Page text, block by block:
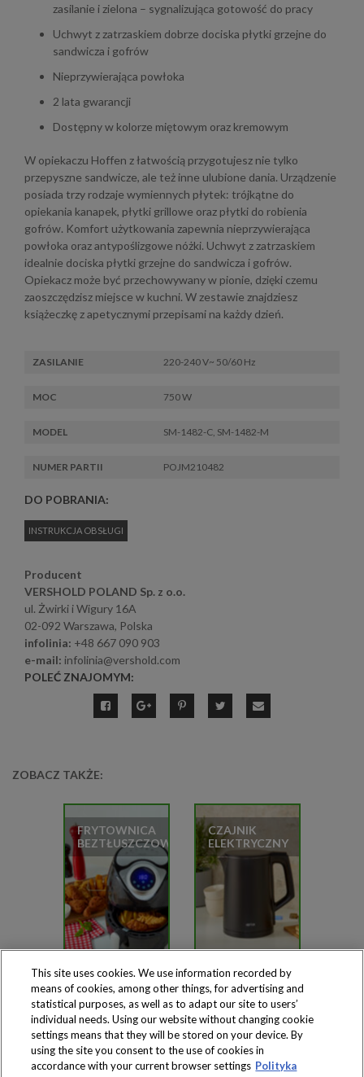
zasilanie i zielona – sygnalizująca gotowość do pracy
Uchwyt z zatrzaskiem dobrze dociska płytki grzejne do
sandwicza i gofrów
Nieprzywierająca powłoka
2 lata gwarancji
Dostępny w kolorze miętowym oraz kremowym
W opiekaczu Hoffen z łatwością przygotujesz nie tylko
przepyszne sandwicze, ale też inne ulubione dania. Urządzenie
posiada trzy rodzaje wymiennych płytek: trójkątne do
opiekania kanapek, płytki grillowe oraz płytki do robienia
gofrów. Komfort użytkowania zapewnia nieprzywierająca
powłoka oraz antypoślizgowe nóżki. Uchwyt z zatrzaskiem
idealnie dociska płytki grzejne do sandwicza i gofrów.
Opiekacz może być przechowywany w pionie, dzięki czemu
zaoszczędzisz miejsce w kuchni. W zestawie znajdziesz
książeczkę z apetycznymi przepisami na każdy dzień.
ZASILANIE 220-240 V~ 50/60 Hz
MOC 750 W
MODEL SM-1482-C, SM-1482-M
NUMER PARTII POJM210482
DO POBRANIA:
INSTRUKCJA OBSŁUGI
Producent
VERSHOLD POLAND Sp. z o.o.
ul. Żwirki i Wigury 16A
02-092 Warszawa, Polska
infolinia: +48 667 090 903
e-mail: infolinia@vershold.com
POLEĆ ZNAJOMYM:
ZOBACZ TAKŻE:
FRYTOWNICA
BEZTŁUSZCZOWA
CZAJNIK
ELEKTRYCZNY
Produkty dostępne
wyłącznie w sklepach
This site uses cookies. We use information recorded by
means of cookies, among other things, for advertising and
statistical purposes, as well as to adapt our site to users’
individual needs. Using our website without changing cookie
settings means that they will be stored on your device. By
using the site you consent to the use of cookies in
accordance with your current browser settings Polityka